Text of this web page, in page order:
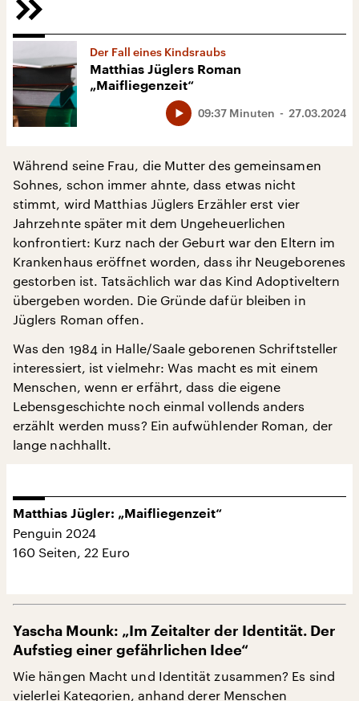
Der Fall eines Kindsraubs
Matthias Jüglers Roman
„Maifliegenzeit“
27.03.2024
09:37 Minuten
Während seine Frau, die Mutter des gemeinsamen
Sohnes, schon immer ahnte, dass etwas nicht
stimmt, wird Matthias Jüglers Erzähler erst vier
Jahrzehnte später mit dem Ungeheuerlichen
konfrontiert: Kurz nach der Geburt war den Eltern im
Krankenhaus eröffnet worden, dass ihr Neugeborenes
gestorben ist. Tatsächlich war das Kind Adoptiveltern
übergeben worden. Die Gründe dafür bleiben in
Jüglers Roman offen.
Was den 1984 in Halle/Saale geborenen Schriftsteller
interessiert, ist vielmehr: Was macht es mit einem
Menschen, wenn er erfährt, dass die eigene
Lebensgeschichte noch einmal vollends anders
erzählt werden muss? Ein aufwühlender Roman, der
lange nachhallt.
Matthias Jügler: „Maifliegenzeit“
Penguin 2024
160 Seiten, 22 Euro
Yascha Mounk: „Im Zeitalter der Identität. Der
Aufstieg einer gefährlichen Idee“
Wie hängen Macht und Identität zusammen? Es sind
vielerlei Kategorien, anhand derer Menschen